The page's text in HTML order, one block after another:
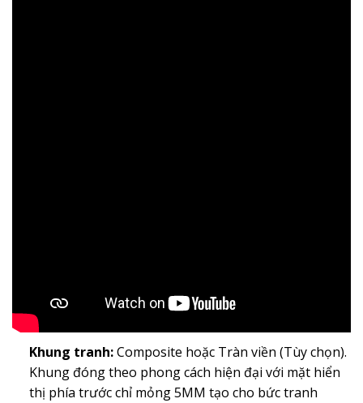
Khung tranh:Composite hoặc Tràn viền (Tùy chọn).
Khung đóng theo phong cách hiện đại với mặt hiển
thị phía trước chỉ mỏng 5MM tạo cho bức tranh